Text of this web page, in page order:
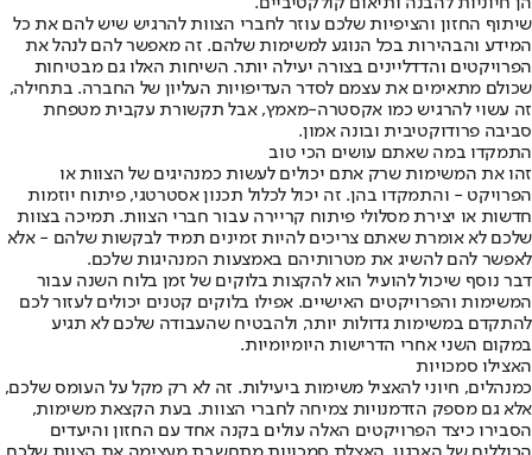
שיתוף החזון והציפיות שלכם עוזר לחברי הצוות להרגיש שיש להם את כל
המידע והבהירות בכל הנוגע למשימות שלהם. זה מאפשר להם לנהל את
הפרויקטים והדדליינים בצורה יעילה יותר. השיחות האלו גם מבטיחות
שכולם מתאימים את עצמם לסדר העדיפויות העליון של החברה. בתחילה,
זה עשוי להרגיש כמו אקסטרה-מאמץ, אבל תקשורת עקבית מטפחת
סביבה פרודוקטיבית ובונה אמון.
התמקדו במה שאתם עושים הכי טוב
זהו את המשימות שרק אתם יכולים לעשות כמנהיגים של הצוות או
הפרויקט - והתמקדו בהן. זה יכול לכלול תכנון אסטרטגי, פיתוח יוזמות
חדשות או יצירת מסלולי פיתוח קריירה עבור חברי הצוות. תמיכה בצוות
שלכם לא אומרת שאתם צריכים להיות זמינים תמיד לבקשות שלהם - אלא
לאפשר להם להשיג את מטרותיהם באמצעות המנהיגות שלכם.
דבר נוסף שיכול להועיל הוא להקצות בלוקים של זמן בלוח השנה עבור
המשימות והפרויקטים האישיים. אפילו בלוקים קטנים יכולים לעזור לכם
להתקדם במשימות גדולות יותר, ולהבטיח שהעבודה שלכם לא תגיע
במקום השני אחרי הדרישות היומיומיות.
האצילו סמכויות
כמנהלים, חיוני להאציל משימות ביעילות. זה לא רק מקל על העומס שלכם,
אלא גם מספק הזדמנויות צמיחה לחברי הצוות. בעת הקצאת משימות,
הסבירו כיצד הפרויקטים האלה עולים בקנה אחד עם החזון והיעדים